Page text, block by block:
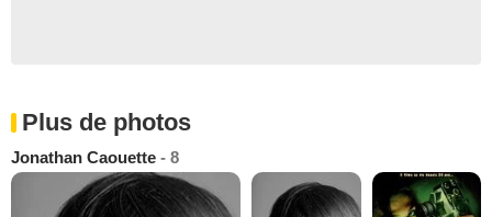
Plus de photos
Jonathan Caouette - 8